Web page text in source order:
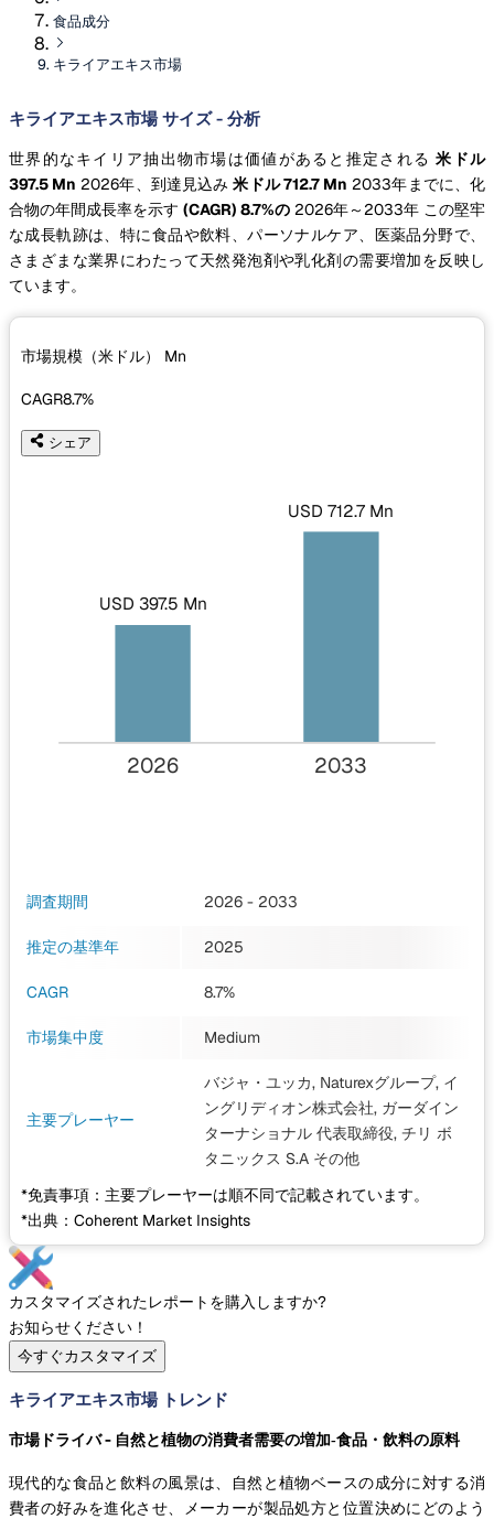
食品成分
キライアエキス市場
キライアエキス市場 サイズ - 分析
世界的なキイリア抽出物市場は価値があると推定される米ドル
397.5 Mn 2026年、到達見込み米ドル 712.7 Mn 2033年までに、化
合物の年間成長率を示す (CAGR) 8.7%の 2026年～2033年 この堅牢
な成長軌跡は、特に食品や飲料、パーソナルケア、医薬品分野で、
さまざまな業界にわたって天然発泡剤や乳化剤の需要増加を反映し
ています。
市場規模（米ドル） Mn
CAGR8.7%
シェア
USD 397.5 Mn
USD 712.7 Mn
2026 2033
調査期間 2026 - 2033
推定の基準年 2025
CAGR 8.7%
市場集中度 Medium
主要プレーヤー
バジャ・ユッカ, Naturexグループ, イ
ングリディオン株式会社, ガーダイン
ターナショナル 代表取締役, チリ ボ
タニックス S.A その他
*免責事項：主要プレーヤーは順不同で記載されています。
*出典：Coherent Market Insights
カスタマイズされたレポートを購入しますか?
お知らせください！
今すぐカスタマイズ
キライアエキス市場 トレンド
市場ドライバ - 自然と植物の消費者需要の増加‐食品・飲料の原料
現代的な食品と飲料の風景は、自然と植物ベースの成分に対する消
費者の好みを進化させ、メーカーが製品処方と位置決めにどのよう